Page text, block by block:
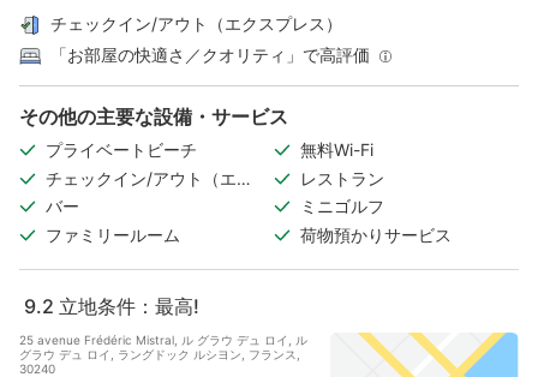
チェックイン/アウト（エクスプレス）
「お部屋の快適さ／クオリティ」で高評価
その他の主要な設備・サービス
プライベートビーチ
無料Wi-Fi
チェックイン/アウト（エク
スプレス）
レストラン
バー
ミニゴルフ
ファミリールーム
荷物預かりサービス
9.2 立地条件：最高!
25 avenue Frédéric Mistral, ル グラウ デュ ロイ, ル
グラウ デュ ロイ, ラングドック ルシヨン, フランス,
30240